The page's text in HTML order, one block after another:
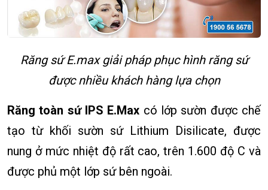
Răng sứ E.max giải pháp phục hình răng sứ
được nhiều khách hàng lựa chọn
Răng toàn sứ IPS E.Max có lớp sườn được chế
tạo từ khối sườn sứ Lithium Disilicate, được
nung ở mức nhiệt độ rất cao, trên 1.600 độ C và
được phủ một lớp sứ bên ngoài.